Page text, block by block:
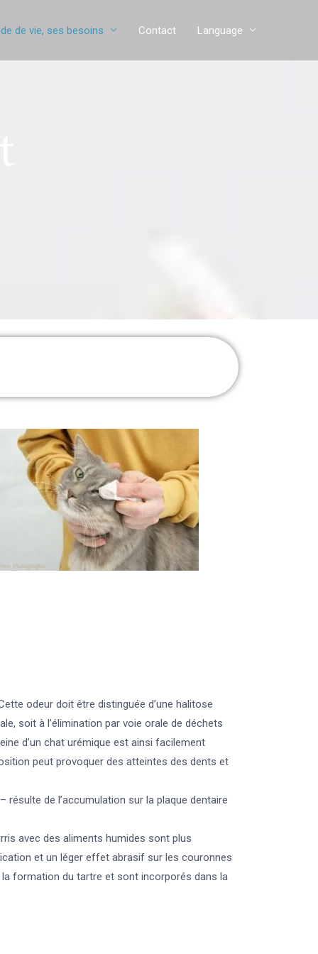
de vie, ses besoins Contact Language
odeur doit être distinguée d’une halitose
soit à l’élimination par voie orale de déchets
d’un chat urémique est ainsi facilement
peut provoquer des atteintes des dents et
de l’accumulation sur la plaque dentaire
avec des aliments humides sont plus
et un léger effet abrasif sur les couronnes
formation du tartre et sont incorporés dans la